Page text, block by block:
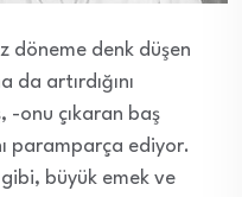
döneme denk düşen
artırdığını
-onu çıkaran baş
paramparça ediyor.
büyük emek ve